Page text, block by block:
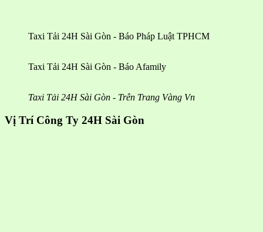
Taxi Tải 24H Sài Gòn - Báo Pháp Luật TPHCM
Taxi Tải 24H Sài Gòn - Báo Afamily
Taxi Tải 24H Sài Gòn - Trên Trang Vàng Vn
Vị Trí Công Ty 24H Sài Gòn